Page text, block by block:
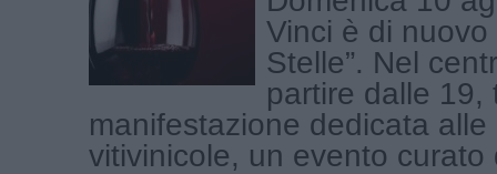
Vinci è di nuovo
Stelle”. Nel
partire dalle 19,
manifestazione dedicata
vitivinicole, un evento curato